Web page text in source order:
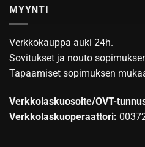
MYYNTI
Verkkokauppa auki 24h.
Sovitukset ja nouto
Tapaamiset sopimuksen
Verkkolaskuosoite/OVT-
Verkkolaskuoperaattori: